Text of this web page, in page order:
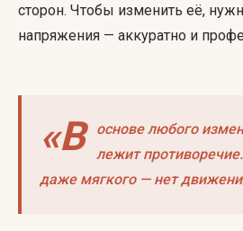
сторон. Чтобы изменить её,
напряжения — аккуратно и
«В
основе любого
лежит
даже мягкого — нет